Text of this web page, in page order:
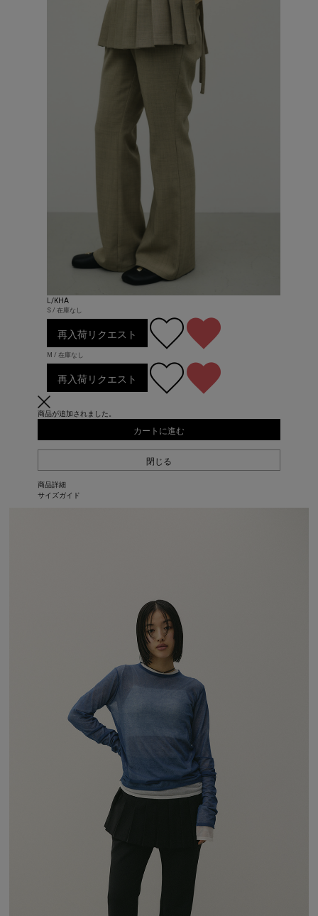
L/KHA
S / 在庫なし
再入荷リクエスト
M / 在庫なし
再入荷リクエスト
商品が追加されました。
カートに進む
閉じる
商品詳細
サイズガイド